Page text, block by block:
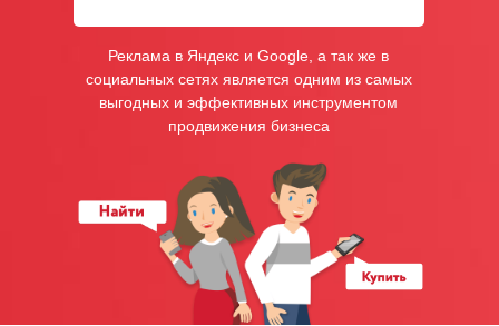
Реклама в Яндекс и Google, а так же в
социальных сетях является одним из самых
выгодных и эффективных инструментом
продвижения бизнеса